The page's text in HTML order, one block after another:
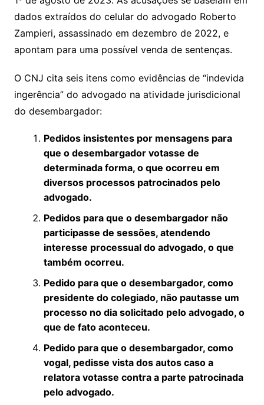
s
sr
o
o
m
e o
m
ai
l
dados extraídos do celular do advogado Roberto
Zampieri, assassinado em dezembro de 2022, e
apontam para uma possível venda de sentenças.
O CNJ cita seis itens como evidências de “indevida
ingerência” do advogado na atividade jurisdicional
do desembargador:
Pedidos insistentes por mensagens para
que o desembargador votasse de
determinada forma, o que ocorreu em
diversos processos patrocinados pelo
advogado.
Pedidos para que o desembargador não
participasse de sessões, atendendo
interesse processual do advogado, o que
também ocorreu.
Pedido para que o desembargador, como
presidente do colegiado, não pautasse um
processo no dia solicitado pelo advogado, o
que de fato aconteceu.
Pedido para que o desembargador, como
vogal, pedisse vista dos autos caso a
relatora votasse contra a parte patrocinada
pelo advogado.